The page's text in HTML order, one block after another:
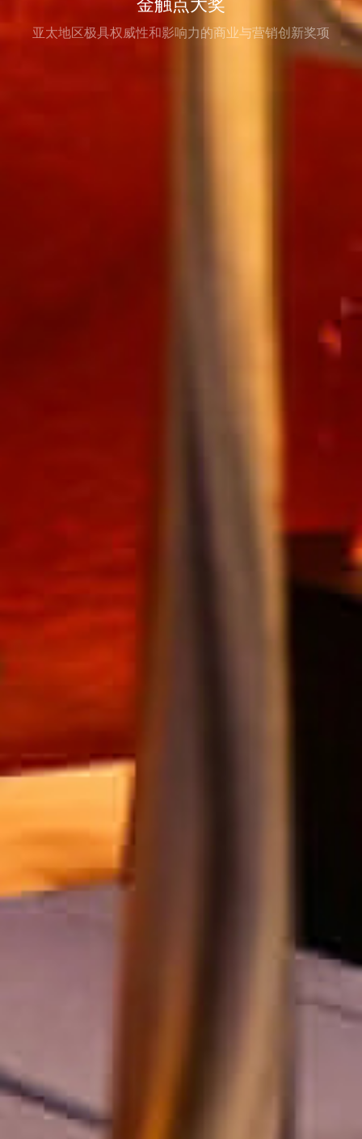
金触点大奖
亚太地区极具权威性和影响力的商业与营销创新奖项